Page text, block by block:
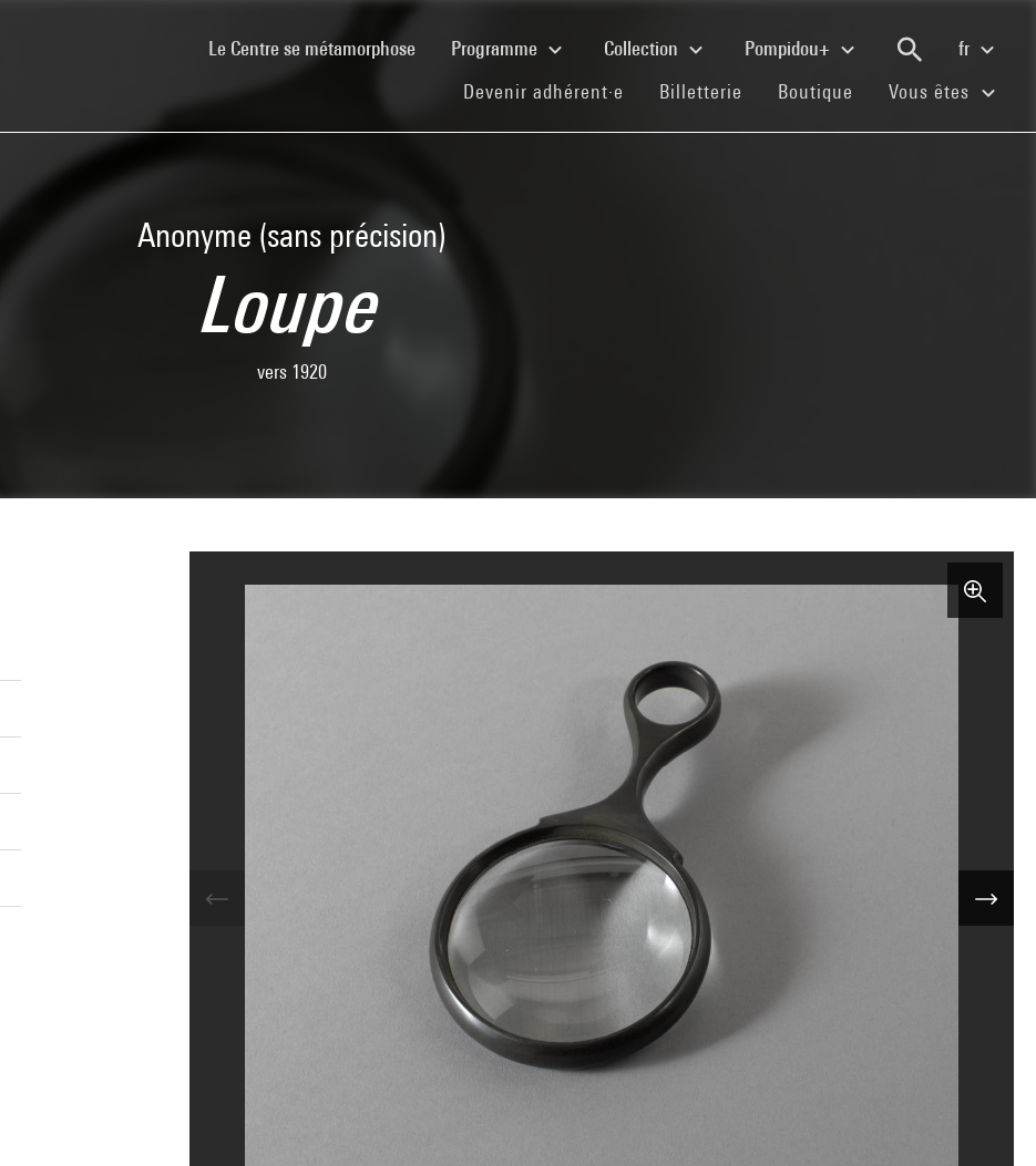
Le Centre se métamorphose(current)Programme Collection Pompidou+
fr
Devenir adhérent·e (current)
Billetterie (current)
Boutique (current)
Vous êtes
Anonyme (sans précision)
Loupe
vers 1920